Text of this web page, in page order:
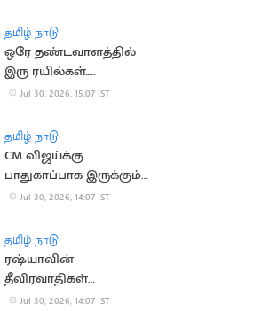
தமிழ் நாடு
ஒரே தண்டவாளத்தில்
இரு ரயில்கள்..
சென்னை எழும்பூரில்
Jul 30, 2026, 15:07 IST
தமிழ் நாடு
CM விஜய்க்கு
பாதுகாப்பாக இருக்கும்
காவலர்கள் 11 பேருக்கு
Jul 30, 2026, 14:07 IST
தமிழ் நாடு
ரஷ்யாவின்
தீவிரவாதிகள்
பட்டியலில் டெலிகிராம்
Jul 30, 2026, 14:07 IST